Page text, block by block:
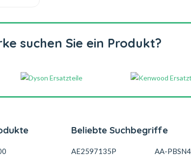
suchen Sie ein Produkt?
Beliebte Suchbegriffe
AE2597135P
AA-